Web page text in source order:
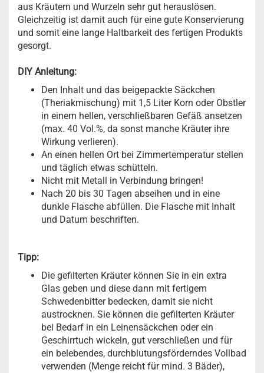
aus Kräutern und Wurzeln sehr gut herauslösen.
Gleichzeitig ist damit auch für eine gute Konservierung
und somit eine lange Haltbarkeit des fertigen Produkts
gesorgt.
DIY Anleitung:
Den Inhalt und das beigepackte Säckchen
(Theriakmischung) mit 1,5 Liter Korn oder Obstler
in einem hellen, verschließbaren Gefäß ansetzen
(max. 40 Vol.%, da sonst manche Kräuter ihre
Wirkung verlieren).
An einen hellen Ort bei Zimmertemperatur stellen
und täglich etwas schütteln.
Nicht mit Metall in Verbindung bringen!
Nach 20 bis 30 Tagen abseihen und in eine
dunkle Flasche abfüllen. Die Flasche mit Inhalt
und Datum beschriften.
Tipp:
Die gefilterten Kräuter können Sie in ein extra
Glas geben und diese dann mit fertigem
Schwedenbitter bedecken, damit sie nicht
austrocknen. Sie können die gefilterten Kräuter
bei Bedarf in ein Leinensäckchen oder ein
Geschirrtuch wickeln, gut verschließen und für
ein belebendes, durchblutungsförderndes Vollbad
verwenden (Menge reicht für mind. 3 Bäder),